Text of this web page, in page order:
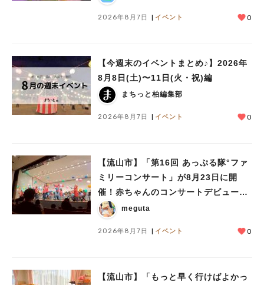
2026年8月7日 イベント 0
【今週末のイベントまとめ♪】2026年
8月8日(土)〜11日(火・祝)編
まちっと柏編集部
2026年8月7日 イベント 0
【流山市】「第16回 あっぷる隊°ファ
ミリーコンサート」が8月23日に開
催！赤ちゃんのコンサートデビューに
も♪
meguta
2026年8月7日 イベント 0
【流山市】「もっと早く行けばよかっ
#イベント
#教えたい／教えて投稿記事
#教えたい/こんなの見つけた